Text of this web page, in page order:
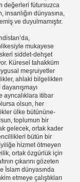
değerleri fütursuzca
dünyasına,
ve duyulmamıştır.
mukayese
siddet-dehşet
Küresel tahakküm
meşruiyetler
ahlaki bilgelikten
ayrıcalıklara itibar
olsun, her
ülke bütününe-
toplumun bir
gelecek, ortak kader
bütün bir
hizmet ötmeyen
ortak özgürlük için
çıkarını gözeten
İslam dünyasında
etmeye çalıştıkları